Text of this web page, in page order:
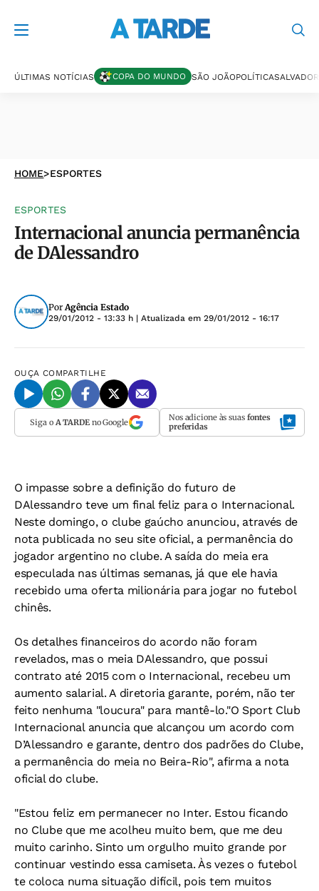
ÚLTIMAS NOTÍCIAS COPA DO MUNDO SÃO JOÃOPOLÍTICASALVADOR
HOME>ESPORTES
ESPORTES
Internacional anuncia permanência
de DAlessandro
PorAgência Estado
29/01/2012 - 13:33 h | Atualizada em 29/01/2012 - 16:17
OUÇA COMPARTILHE
Siga o A TARDEno Google Nos adicione às suas fontes
preferidas
O impasse sobre a definição do futuro de
DAlessandro teve um final feliz para o Internacional.
Neste domingo, o clube gaúcho anunciou, através de
nota publicada no seu site oficial, a permanência do
jogador argentino no clube. A saída do meia era
especulada nas últimas semanas, já que ele havia
recebido uma oferta milionária para jogar no futebol
chinês.
Os detalhes financeiros do acordo não foram
revelados, mas o meia DAlessandro, que possui
contrato até 2015 com o Internacional, recebeu um
aumento salarial. A diretoria garante, porém, não ter
feito nenhuma "loucura" para mantê-lo."O Sport Club
Internacional anuncia que alcançou um acordo com
D’Alessandro e garante, dentro dos padrões do Clube,
a permanência do meia no Beira-Rio", afirma a nota
oficial do clube.
"Estou feliz em permanecer no Inter. Estou ficando
no Clube que me acolheu muito bem, que me deu
muito carinho. Sinto um orgulho muito grande por
continuar vestindo essa camiseta. Às vezes o futebol
te coloca numa situação difícil, pois tem muitos